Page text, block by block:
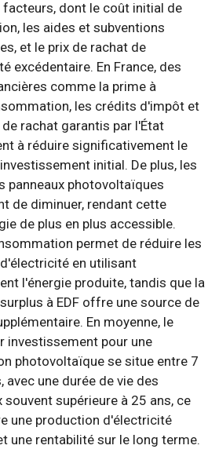
facteurs, dont le coût initial de
les aides et subventions
et le prix de rachat de
excédentaire. En France, des
comme la prime à
les crédits d'impôt et
rachat garantis par l'État
à réduire significativement le
initial. De plus, les
panneaux photovoltaïques
de diminuer, rendant cette
de plus en plus accessible.
permet de réduire les
en utilisant
l'énergie produite, tandis que la
à EDF offre une source de
En moyenne, le
investissement pour une
photovoltaïque se situe entre 7
avec une durée de vie des
souvent supérieure à 25 ans, ce
une production d'électricité
une rentabilité sur le long terme.